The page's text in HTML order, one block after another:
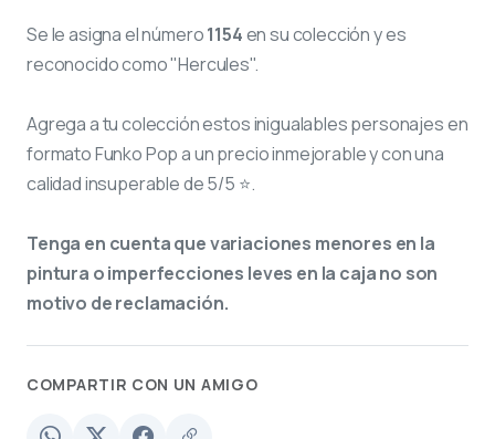
Se le asigna el número1154en su colección y es
reconocido como "Hercules".
Agrega a tu colección estos inigualables personajes en
formato Funko Pop a un precio inmejorable y con una
calidad insuperable de 5/5 ⭐.
Tenga en cuenta que variaciones menores en la
pintura o imperfecciones leves en la caja no son
motivo de reclamación.
COMPARTIR CON UN AMIGO